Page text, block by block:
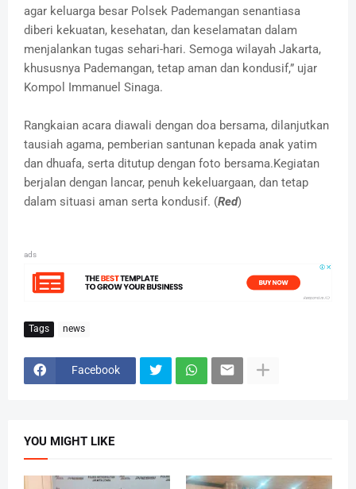
agar keluarga besar Polsek Pademangan senantiasa
diberi kekuatan, kesehatan, dan keselamatan dalam
menjalankan tugas sehari-hari. Semoga wilayah Jakarta,
khususnya Pademangan, tetap aman dan kondusif,” ujar
Kompol Immanuel Sinaga.
Rangkaian acara diawali dengan doa bersama, dilanjutkan
tausiah agama, pemberian santunan kepada anak yatim
dan dhuafa, serta ditutup dengan foto bersama.Kegiatan
berjalan dengan lancar, penuh kekeluargaan, dan tetap
dalam situasi aman serta kondusif. (Red)
ads
Tags news
Facebook
YOU MIGHT LIKE